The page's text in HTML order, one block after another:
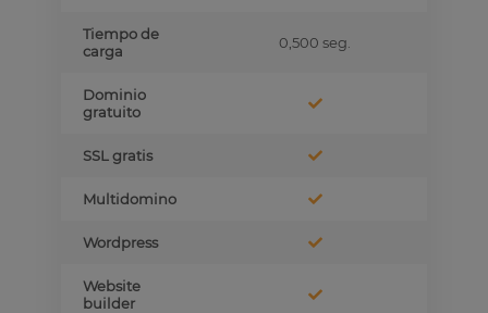
Tiempo de
carga
0,500 seg.
Dominio
gratuito
SSL gratis
Multidomino
Wordpress
Website
builder